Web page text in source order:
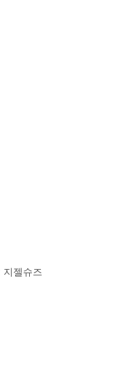
지젤슈즈